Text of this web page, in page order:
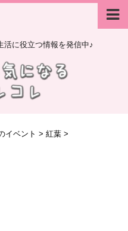
に役立つ情報を発信中♪
イベント > 紅葉 >